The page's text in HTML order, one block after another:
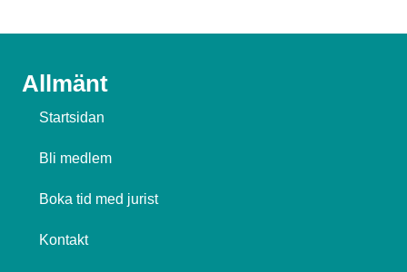
Allmänt
Startsidan
Bli medlem
Boka tid med jurist
Kontakt